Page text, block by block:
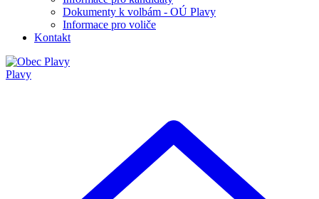
Dokumenty k volbám - OÚ Plavy
Informace pro voliče
Kontakt
Plavy